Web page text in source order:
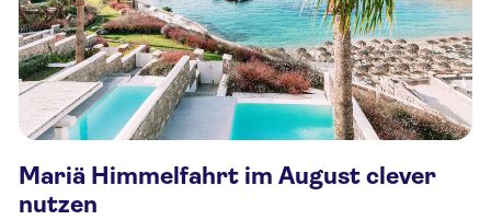
Mariä Himmelfahrt im August clever
nutzen